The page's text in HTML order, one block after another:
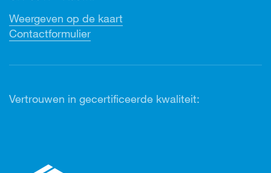
Weergeven op de kaart
Contactformulier
Vertrouwen in gecertificeerde kwaliteit: